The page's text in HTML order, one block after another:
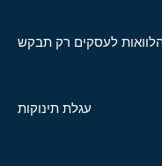
לעסקים רק תבקש
עגלת תינוקות